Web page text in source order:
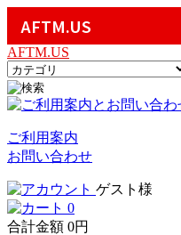
AFTM.US
AFTM.US
ご利用案内
お問い合わせ
ゲスト様
0
合計金額 0円